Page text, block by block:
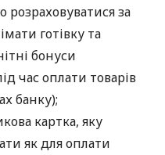
розраховуватися за
готівку та
бонуси
час оплати товарів
банку);
картка, яку
як для оплати